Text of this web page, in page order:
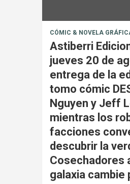
CÓMIC & NOVELA
Astiberri
jueves 20 de
entrega de la
tomo cómic
Nguyen y Jeff
mientras los
facciones
descubrir la
Cosechadores
galaxia cambie